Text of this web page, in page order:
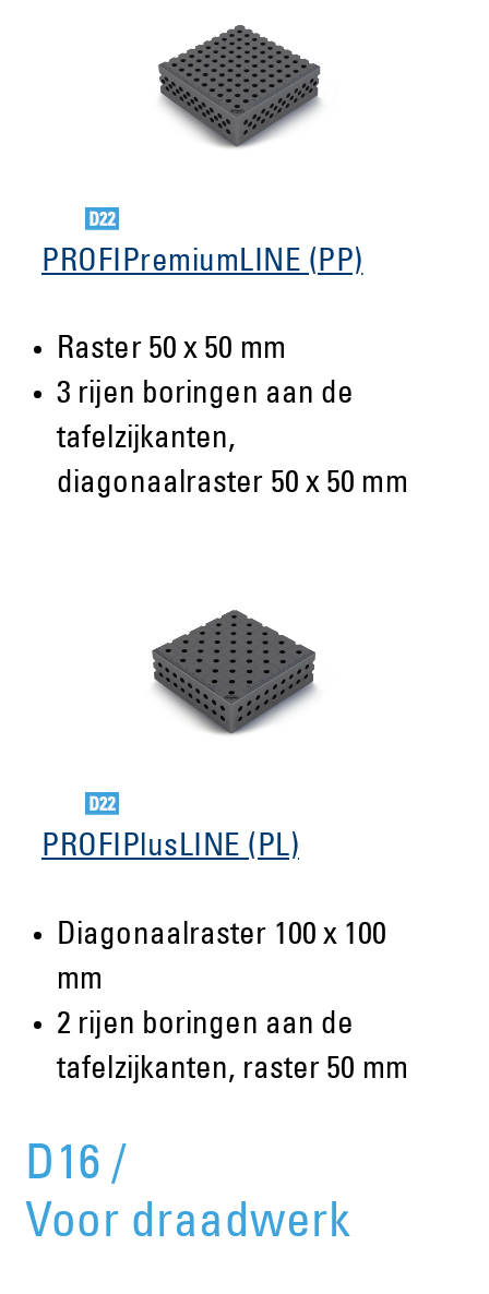
PROFIPremiumLINE (PP)
Raster 50 x 50 mm
3 rijen boringen aan de
tafelzijkanten,
diagonaalraster 50 x 50 mm
PROFIPlusLINE (PL)
Diagonaalraster 100 x 100
mm
2 rijen boringen aan de
tafelzijkanten, raster 50 mm
D16 /
Voor draadwerk